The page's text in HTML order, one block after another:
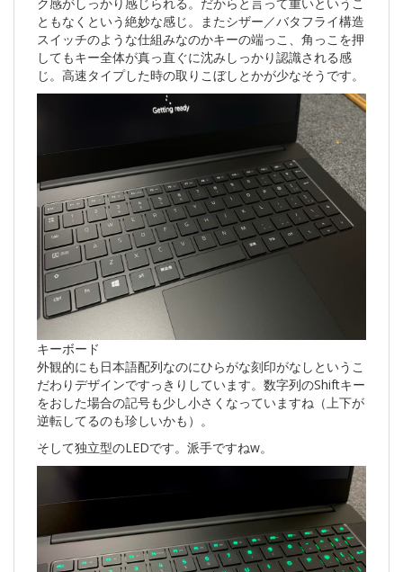
ともなくという絶妙な感じ。またシザー／バタフライ構造
スイッチのような仕組みなのかキーの端っこ、角っこを押
してもキー全体が真っ直ぐに沈みしっかり認識される感
じ。高速タイプした時の取りこぼしとかが少なそうです。
キーボード
外観的にも日本語配列なのにひらがな刻印がなしというこ
だわりデザインですっきりしています。数字列のShiftキー
をおした場合の記号も少し小さくなっていますね（上下が
逆転してるのも珍しいかも）。
そして独立型のLEDです。派手ですねw。